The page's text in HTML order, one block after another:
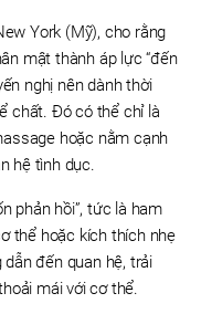
York (Mỹ), cho rằng
mật thành áp lực “đến
nghị nên dành thời
chất. Đó có thể chỉ là
hoặc nằm cạnh
hệ tình dục.
phản hồi”, tức là ham
thể hoặc kích thích nhẹ
đến quan hệ, trải
mái với cơ thể.